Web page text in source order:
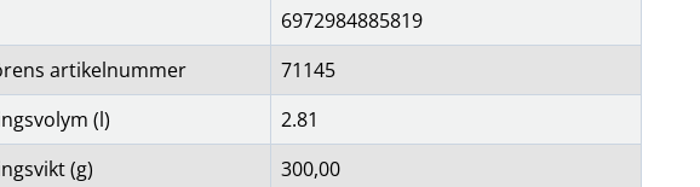
6972984885819
artikelnummer
71145
(l)
2.81
(g)
300,00